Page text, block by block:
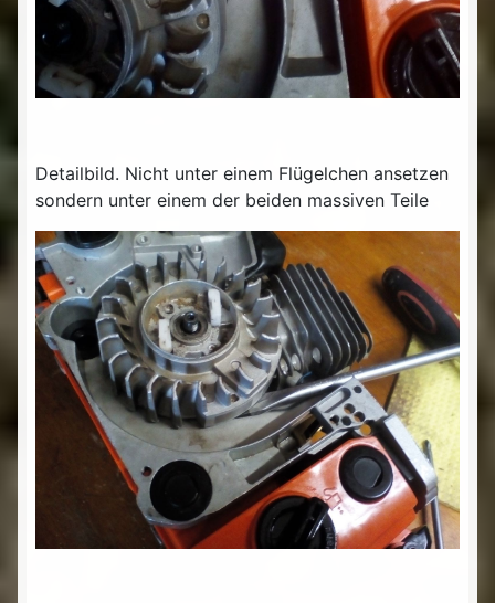
Detailbild. Nicht unter einem Flügelchen ansetzen
sondern unter einem der beiden massiven Teile